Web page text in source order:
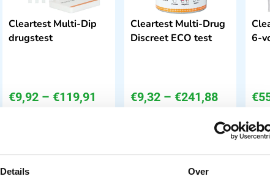
Details Over
Cleartest Multi-Dip
drugstest
€9,92 – €119,91
Cleartest Multi-Drug
Discreet ECO test
€9,32 – €241,88
Leverbaar
6-
€
46